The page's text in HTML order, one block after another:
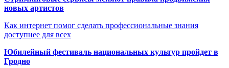
новых артистов
Как интернет помог сделать профессиональные знания
доступнее для всех
Юбилейный фестиваль национальных культур пройдет в
Гродно